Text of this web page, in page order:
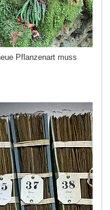
Pflanzenart muss